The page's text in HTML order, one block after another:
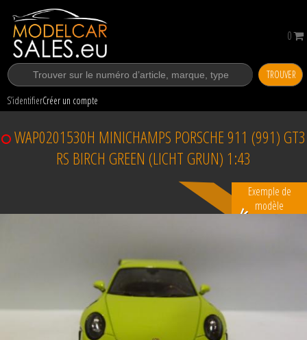
TROUVER
S’identifierCréer un compte
0
WAP0201530H MINICHAMPS PORSCHE 911 (991) GT3
RS BIRCH GREEN (LICHT GRUN) 1:43
Exemple de
modèle
Vendu